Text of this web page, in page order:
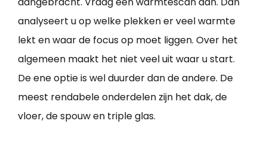
analyseert u op welke plekken er veel warmte
lekt en waar de focus op moet liggen. Over het
algemeen maakt het niet veel uit waar u start.
De ene optie is wel duurder dan de andere. De
meest rendabele onderdelen zijn het dak, de
vloer, de spouw en triple glas.